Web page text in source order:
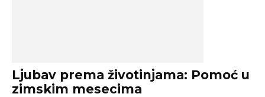
Ljubav prema životinjama: Pomoć u
zimskim mesecima